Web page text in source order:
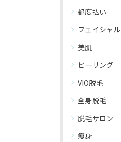
都度払い
フェイシャル
美肌
ピーリング
VIO脱毛
全身脱毛
脱毛サロン
瘦身